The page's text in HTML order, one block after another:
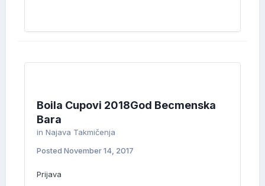
Boila Cupovi 2018God Becmenska
Bara
in Najava Takmičenja
Posted November 14, 2017
Prijava